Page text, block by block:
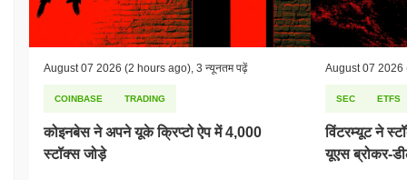
August 07 2026 (2 hours ago) 3 न्यूनतम पढ़ें
COINBASE TRADING
कोइनबेस ने अपने यूके क्रिप्टो ऐप में 4,000
स्टॉक्स जोड़े
August 07 2026
SEC ETFS
विंटरम्यूट ने
यूएस ब्रोकर-